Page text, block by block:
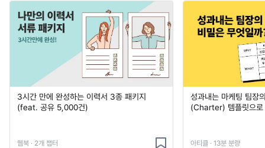
3시간 만에 완성하는 이력서 3종 패키지
(feat. 공유 5,000건)
웹북 · 2개 챕터
성과내는 마케팅 팀장
(Charter) 템플릿으로
아티클 · 13분 분량